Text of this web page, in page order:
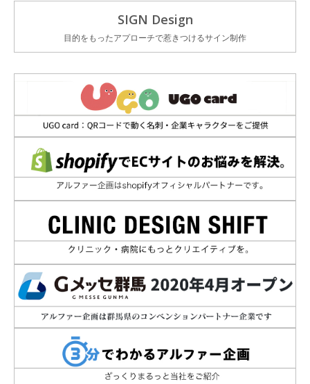
SIGN Design
目的をもったアプローチで惹きつけるサイン制作